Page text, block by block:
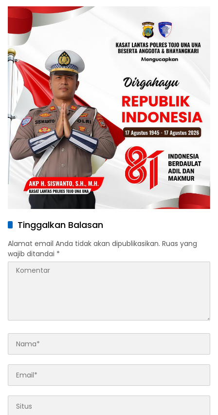
Tinggalkan Balasan
Alamat email Anda tidak akan dipublikasikan. Ruas yang
wajib ditandai *